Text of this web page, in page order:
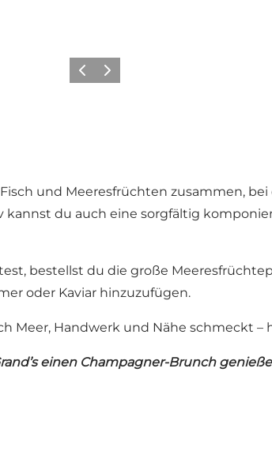
ZurückWeiter
und Meeresfrüchten zusammen,
du auch eine sorgfältig
bestellst du die große
oder Kaviar hinzuzufügen.
Meer, Handwerk und Nähe schmeckt –
einen Champagner-Brunch